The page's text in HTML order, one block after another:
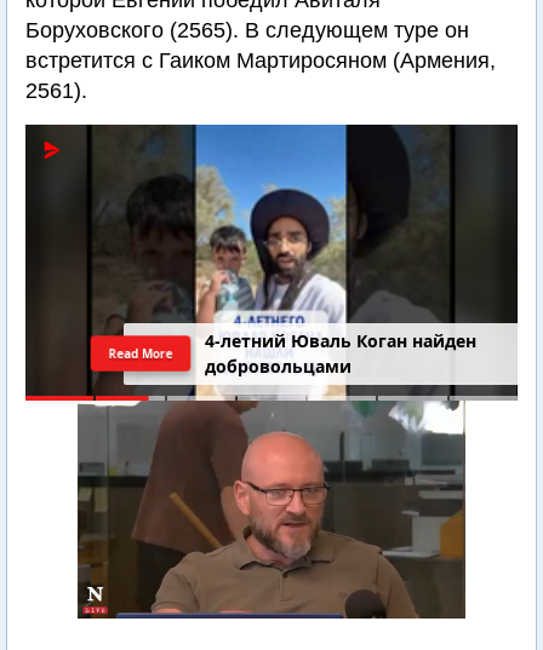
Боруховского (2565). В следующем туре он
встретится с Гаиком Мартиросяном (Армения,
2561).
4-летний Юваль Коган найден
добровольцами
Read More